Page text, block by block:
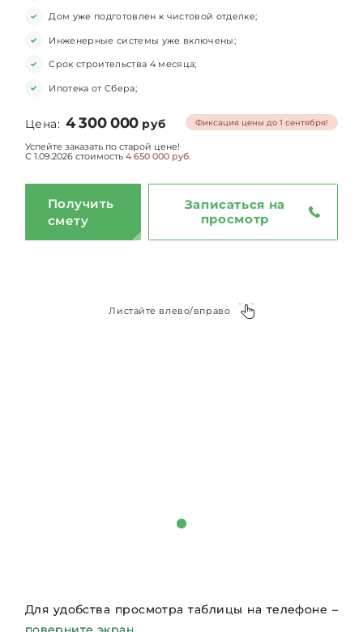
Дом уже подготовлен к чистовой отделке;
Инженерные системы уже включены;
Срок строительства 4 месяца;
Ипотека от Сбера;
Цена: 4 300 000 руб Фиксация цены до 1 сентября!
Успейте заказать по старой цене!
С 1.09.2026 стоимость 4 650 000 руб.
Получить
смету
Записаться на
просмотр
Листайте влево/вправо
Для удобства просмотра таблицы на телефоне –